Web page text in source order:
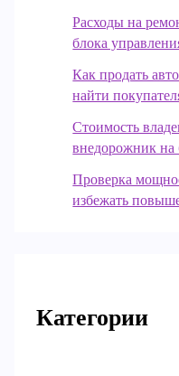
Расходы на
блока
Как продать
найти
Стоимость
внедорожник на
Проверка
избежать
Категории